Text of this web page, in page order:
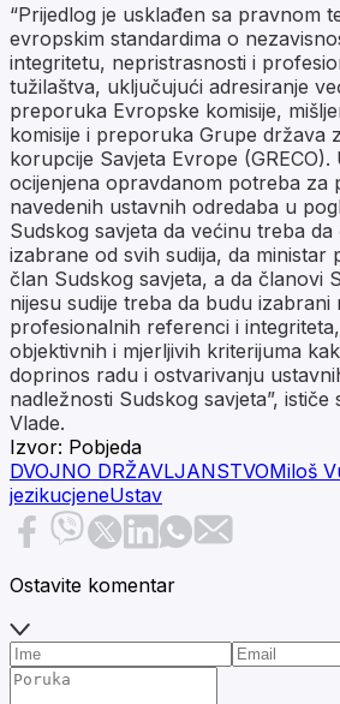
“Prijedlog je usklađen sa pravnom
evropskim standardima o
integritetu, nepristrasnosti i
tužilaštva, uključujući adresiranje
preporuka Evropske komisije,
komisije i preporuka Grupe država
korupcije Savjeta Evrope (GRECO).
ocijenjena opravdanom potreba za
navedenih ustavnih odredaba u
Sudskog savjeta da većinu treba da
izabrane od svih sudija, da ministar
član Sudskog savjeta, a da članovi
nijesu sudije treba da budu
profesionalnih referenci i
objektivnih i mjerljivih kriterijuma
doprinos radu i ostvarivanju
nadležnosti Sudskog savjeta”, ističe
Vlade.
Izvor: Pobjeda
DVOJNO DRŽAVLJANSTVOMiloš
jezikucjeneUstav
Ostavite komentar